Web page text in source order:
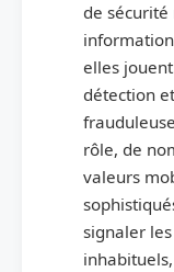
de
elles
détection
rôle, de
valeurs
signaler